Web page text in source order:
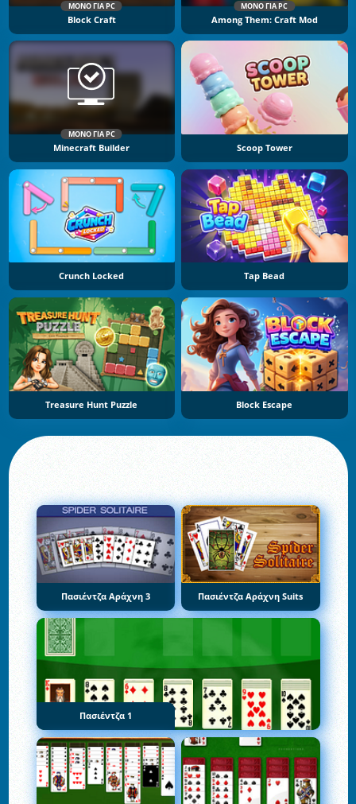
ΜΌΝΟ ΓΙΑ PC
Block Craft
ΜΌΝΟ ΓΙΑ PC
Among Them: Craft Mod
ΜΌΝΟ ΓΙΑ PC
Minecraft Builder Scoop Tower
Crunch Locked Tap Bead
Treasure Hunt Puzzle Block Escape
Πασιέντζα Αράχνη 3 Πασιέντζα Αράχνη Suits
Πασιέντζα 1